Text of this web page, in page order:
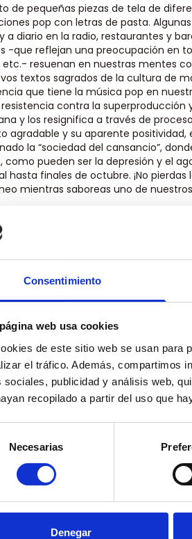
Consentimiento
web usa cookies
de este sitio web se usan para
el tráfico. Además, compartimos
sociales, publicidad y análisis web,
recopilado a partir del uso que
Necesarias
Denegar
de pequeñas piezas de tela de
pop con letras de pasta.
diario en la radio, restaurantes y
-que reflejan una preocupación en
resuenan en nuestras mentes
textos sagrados de la cultura de
que tiene la música pop en
contra la
y los resignifica a través de
agradable y su aparente
la “sociedad del cansancio”,
como pueden ser la depresión y el
hasta finales de octubre. ¡No
mientras saboreas uno de